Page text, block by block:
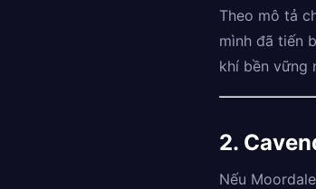
Theo mô tả
mình đã tiến
khí bền vững
2.
Nếu